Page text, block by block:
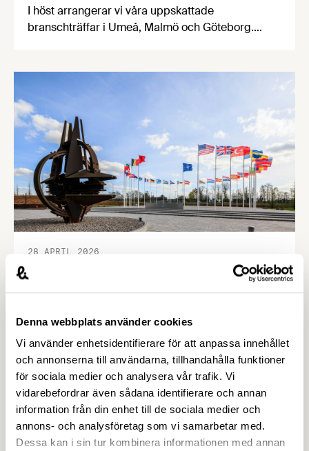
Denna webbplats använder cookies
Vi använder enhetsidentifierare för att anpassa innehållet
och annonserna till användarna, tillhandahålla funktioner
för sociala medier och analysera vår trafik. Vi
vidarebefordrar även sådana identifierare och annan
information från din enhet till de sociala medier och
annons- och analysföretag som vi samarbetar med.
Dessa kan i sin tur kombinera informationen med annan
I höst arrangerar vi våra uppskattade
branschträffar i Umeå, Malmö och Göteborg.
branschträffar får du fördjupa dig i ämnen som är
viktiga för livsmedelsföretagare att ha koll på.
Inbjudan: Möte om Nato-upphandling
av mat – Livsmedelsföretagen
28 APRIL 2026
livsmedel den 16 juni i Luxemburg. Det är en
möjlighet för svenska företag att lära sig mer om
hur Natos upphandlingsprocess fungerar och
naturligtvis också att berätta om sina produkter
och lösningar. OBS! Sista anmälningsdagen är 15
maj. Natomötet är en möjlighet för svenska
företag att …